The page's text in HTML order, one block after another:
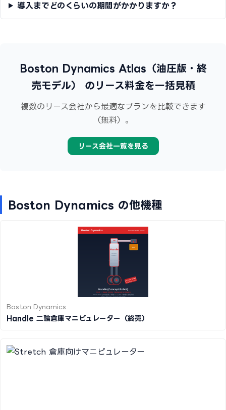
導入までどのくらいの期間がかかりますか？
Boston Dynamics Atlas（油圧版・終
売モデル） のリース料金を一括見積
複数のリース会社から最適なプランを比較できます
（無料）。
リース会社一覧を見る
Boston Dynamics の他機種
Boston Dynamics
Handle 二輪倉庫マニピュレーター（終売）